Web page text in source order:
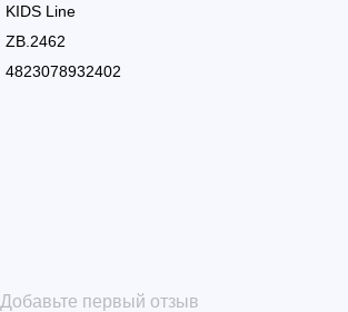
KIDS Line
ZB.2462
4823078932402
Добавьте первый отзыв